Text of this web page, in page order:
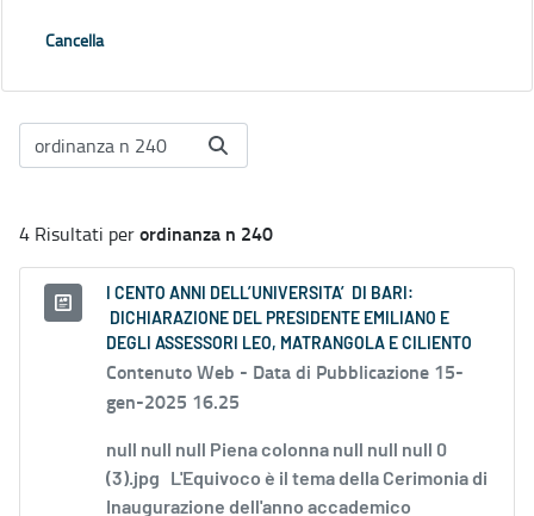
Cancella
4 Risultati perordinanza n 240
I CENTO ANNI DELL’UNIVERSITA’ DI BARI:
DICHIARAZIONE DEL PRESIDENTE EMILIANO E
DEGLI ASSESSORI LEO, MATRANGOLA E CILIENTO
Contenuto Web - Data di Pubblicazione 15-
gen-2025 16.25
null null null Piena colonna null null null 0
(3).jpg L'Equivoco è il tema della Cerimonia di
Inaugurazione dell'anno accademico